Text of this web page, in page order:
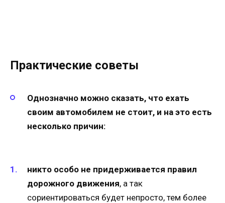
Практические советы
Однозначно можно сказать, что ехать
своим автомобилем не стоит, и на это есть
несколько причин:
никто особо не придерживается правил
дорожного движения, а так
сориентироваться будет непросто, тем более